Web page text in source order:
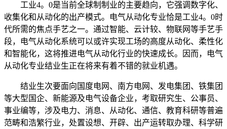
工业4。0是当前全球制制业的主要趋向，它强调数字化、
收集化和从动化的出产模式。电气从动化专业恰是工业4。0时
代所需的焦点手艺之一。通过智能、云计较、物联网等手艺手
段，电气从动化系统可以或许实现工场的高度从动化、柔性化
和智能化，这将推进电气从动化行业的快速成长。因而，电气
从动化专业结业生正在将来有着不错的就业机遇。
结业生次要面向国度电网、南方电网、发电集团、铁集团
等大型国企、新能源及电气设备企业，考取研究生、公事员、
事业编等，涉及电力、消息、从动化、通信、教育科研等普遍
范畴和浩繁行业，处置设想、开辟、出产运转取办理、科学研